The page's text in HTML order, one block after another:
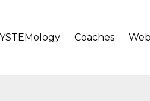
Coaches